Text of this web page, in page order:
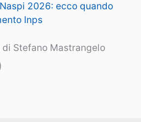
2026: ecco quando
Inps
Stefano Mastrangelo